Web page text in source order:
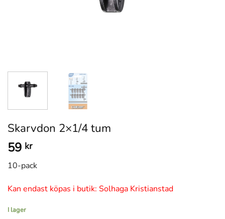
Skarvdon 2×1/4 tum
59 kr
10-pack
Kan endast köpas i butik: Solhaga Kristianstad
I lager